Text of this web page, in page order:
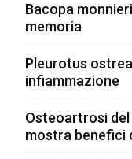
Bacopa
memoria
Pleurotus
infiammazione
Osteoartrosi
mostra benefici